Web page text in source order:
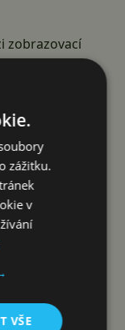
zobrazovací
Xiaomi
a
dotkne
špičku a
paprsků
ze
nápad i
je evidentně
zážitku.
v
VŠE